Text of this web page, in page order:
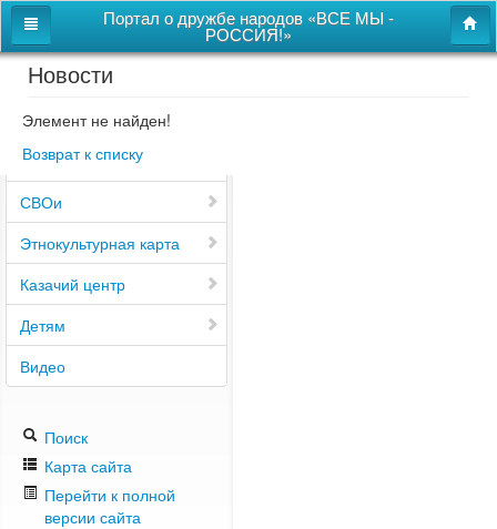
Портал о дружбе народов «ВСЕ МЫ -
РОССИЯ!»
Главная
Дом дружбы народов
Новости
СВОи
Этнокультурная карта
Казачий центр
Детям
Видео
Поиск
Карта сайта
Перейти к полной
версии сайта
Новости
Элемент не найден!
Возврат к списку